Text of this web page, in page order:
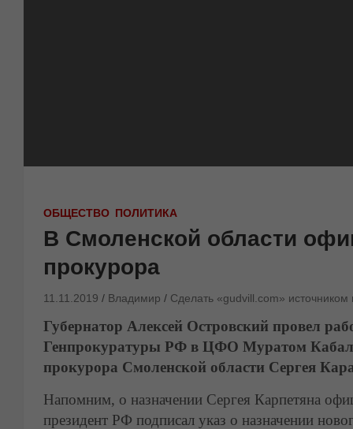
ОБЩЕСТВО ПОЛИТИКА
В Смоленской области
прокурора
11.11.2019 Владимир Сделать «gudvill.com» источником
Губернатор Алексей Островский провел
Генпрокуратуры РФ в ЦФО Муратом
прокурора Смоленской области Сергея
Напомним, о назначении Сергея Карпетяна
президент РФ подписал указ о назначении